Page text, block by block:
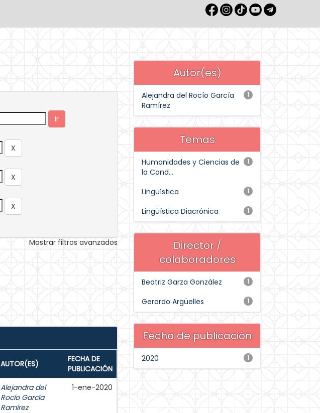
Mostrar filtros avanzados
AUTOR(ES)
FECHA DE
PUBLICACIÓN
Alejandra del
Rocío García
Ramírez
1-ene-2020
Autor(es)
1
Alejandra del Rocío García
Ramírez
Temas
1
Humanidades y Ciencias de
la Cond...
1
Lingüística
1
Lingüística Diacrónica
Director /
colaboradores
1
Beatriz Garza González
1
Gerardo Argüelles
Fecha de publicación
1
2020